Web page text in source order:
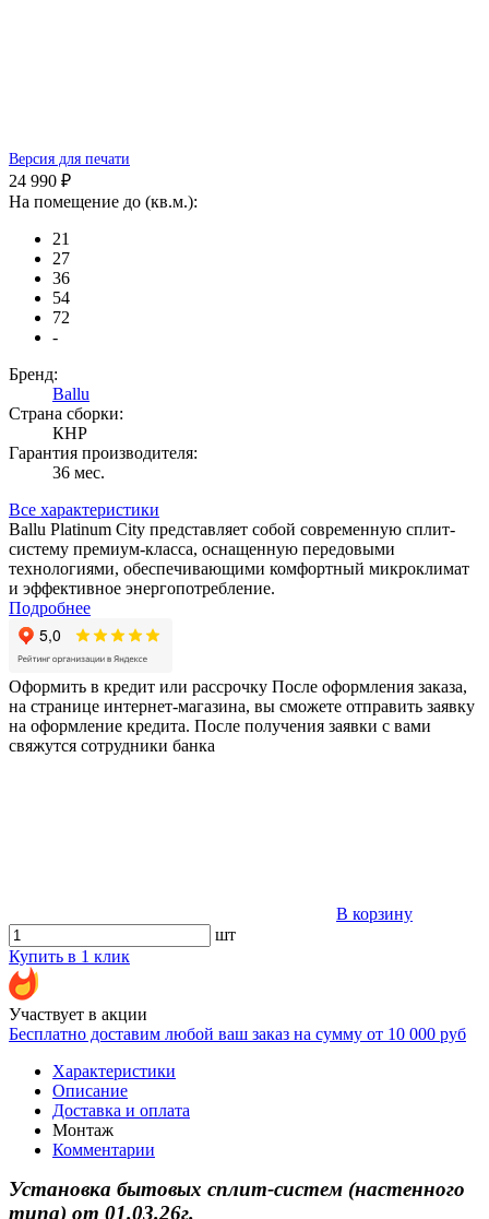
Версия для печати
24 990 ₽
На помещение до (кв.м.):
21
27
36
54
72
-
Бренд:
Ballu
Страна сборки:
КНР
Гарантия производителя:
36 мес.
Все характеристики
Ballu Platinum City представляет собой современную сплит-
систему премиум-класса, оснащенную передовыми
технологиями, обеспечивающими комфортный микроклимат
и эффективное энергопотребление.
Подробнее
Оформить в кредит или рассрочку После оформления заказа,
на странице интернет-магазина, вы сможете отправить заявку
на оформление кредита. После получения заявки с вами
свяжутся сотрудники банка
В корзину
шт
Купить в 1 клик
Участвует в акции
Бесплатно доставим любой ваш заказ на сумму от 10 000 руб
Характеристики
Описание
Доставка и оплата
Монтаж
Комментарии
Установка бытовых сплит-систем (настенного
типа) от 01.03.26г.